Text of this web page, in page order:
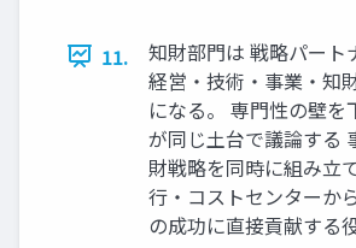
11.
知財部門は 戦略パート
経営・技術・事業・知
になる。 専門性の壁を
が同じ土台で議論する
財戦略を同時に組み立
行・コストセンターか
の成功に直接貢献する